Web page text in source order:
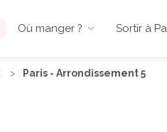
Où manger ? Sortir à
Paris - Arrondissement 5